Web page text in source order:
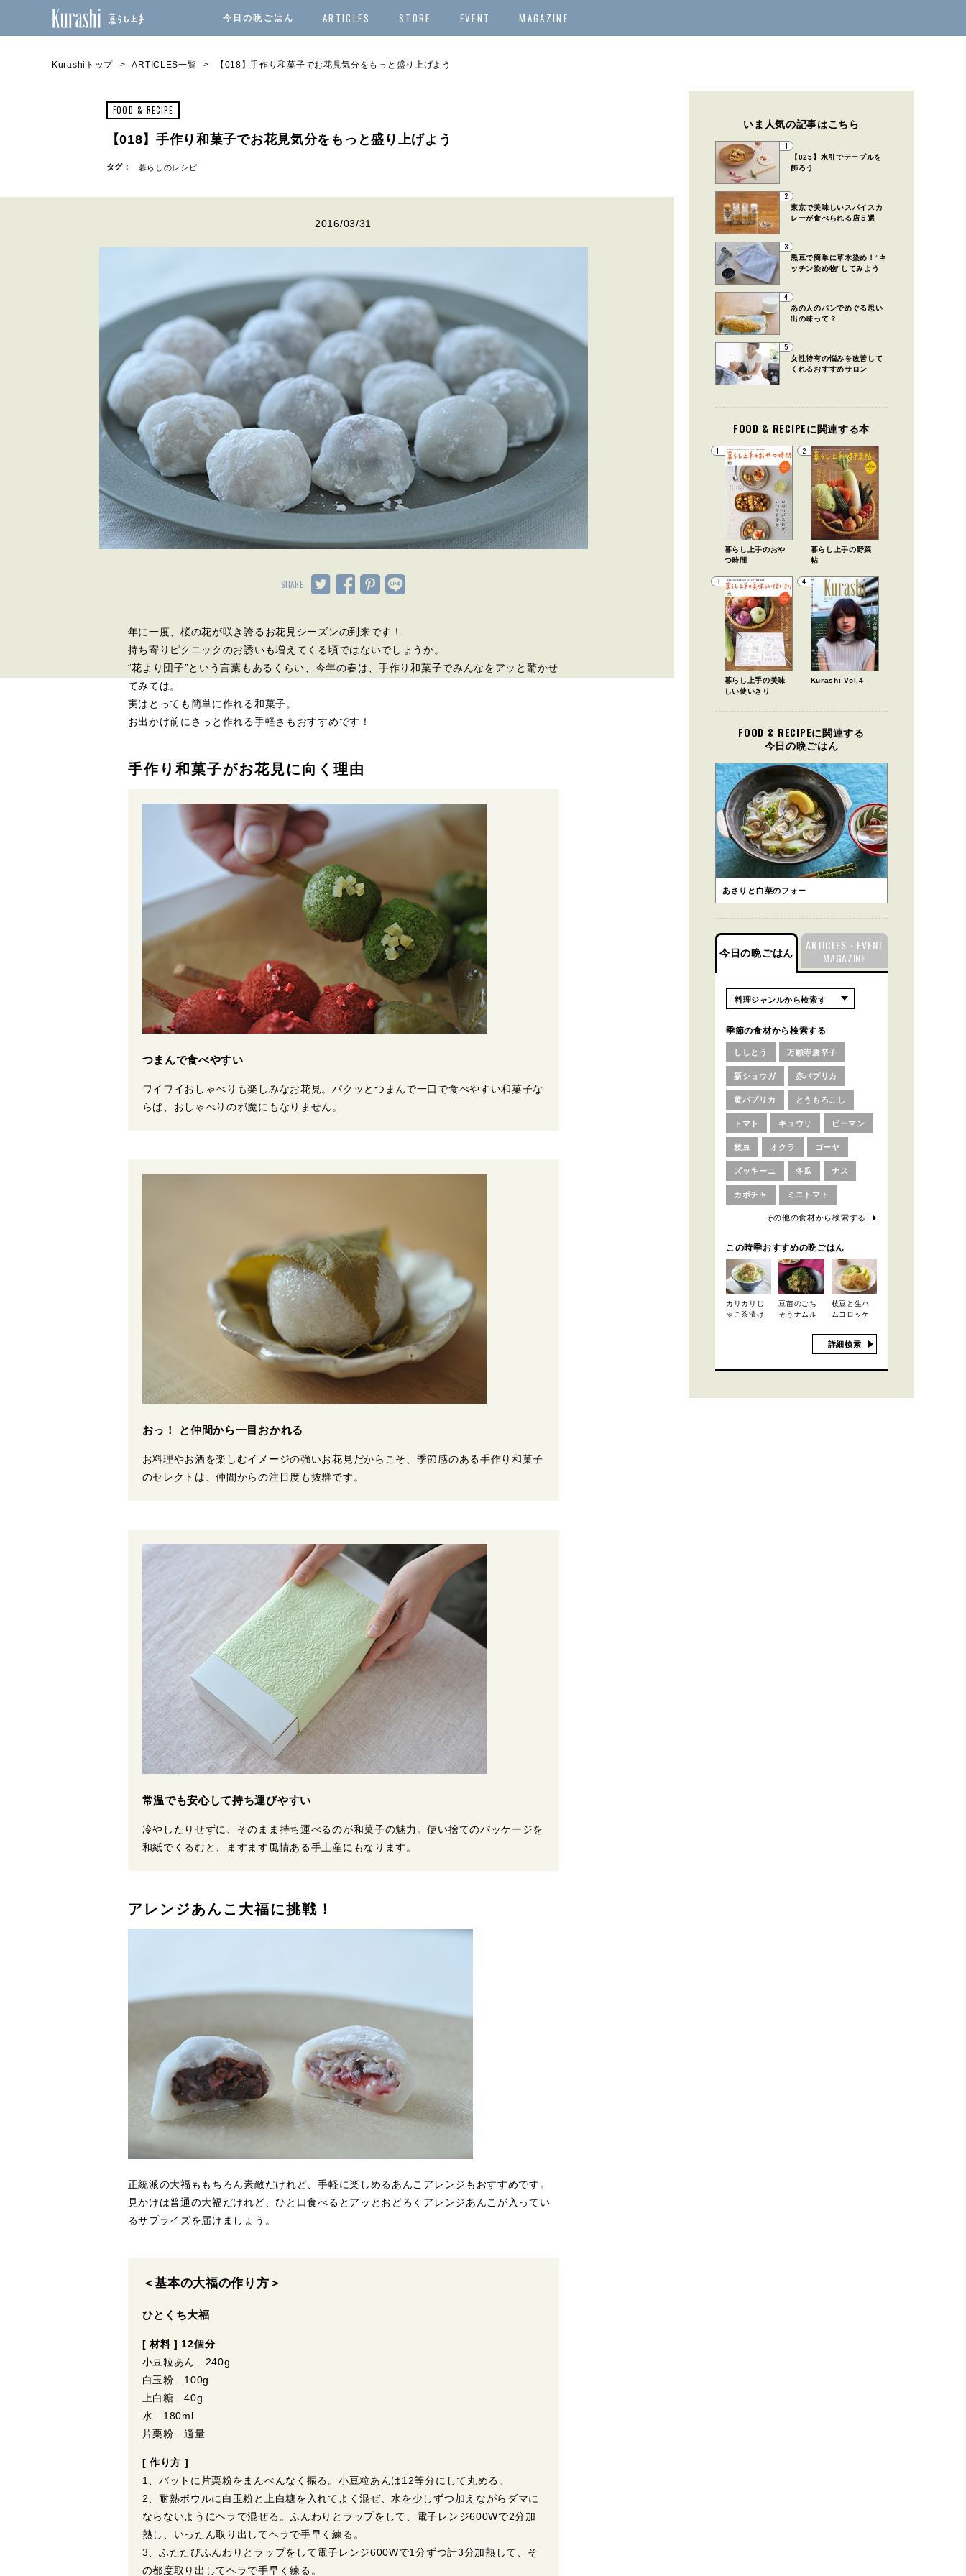
今日の晩ごはん ARTICLES STORE EVENT MAGAZINE
Kurashiトップ ARTICLES一覧 【018】手作り和菓子でお花見気分をもっと盛り上げよう
FOOD & RECIPE
【018】手作り和菓子でお花見気分をもっと盛り上げよう
タグ： 暮らしのレシピ
2016/03/31
SHARE
年に一度、桜の花が咲き誇るお花見シーズンの到来です！
持ち寄りピクニックのお誘いも増えてくる頃ではないでしょうか。
“花より団子”という言葉もあるくらい、今年の春は、手作り和菓子でみんなをアッと驚かせ
てみては。
実はとっても簡単に作れる和菓子。
お出かけ前にさっと作れる手軽さもおすすめです！
手作り和菓子がお花見に向く理由
つまんで食べやすい
ワイワイおしゃべりも楽しみなお花見。パクッとつまんで一口で食べやすい和菓子な
らば、おしゃべりの邪魔にもなりません。
おっ！ と仲間から一目おかれる
お料理やお酒を楽しむイメージの強いお花見だからこそ、季節感のある手作り和菓子
のセレクトは、仲間からの注目度も抜群です。
常温でも安心して持ち運びやすい
冷やしたりせずに、そのまま持ち運べるのが和菓子の魅力。使い捨てのパッケージを
和紙でくるむと、ますます風情ある手土産にもなります。
アレンジあんこ大福に挑戦！
正統派の大福ももちろん素敵だけれど、手軽に楽しめるあんこアレンジもおすすめです。
見かけは普通の大福だけれど、ひと口食べるとアッとおどろくアレンジあんこが入ってい
るサプライズを届けましょう。
＜基本の大福の作り方＞
ひとくち大福
[ 材料 ] 12個分
小豆粒あん…240g
白玉粉…100g
上白糖…40g
水…180ml
片栗粉…適量
[ 作り方 ]
1、バットに片栗粉をまんべんなく振る。小豆粒あんは12等分にして丸める。
2、耐熱ボウルに白玉粉と上白糖を入れてよく混ぜ、水を少しずつ加えながらダマに
ならないようにヘラで混ぜる。ふんわりとラップをして、電子レンジ600Wで2分加
熱し、いったん取り出してヘラで手早く練る。
3、ふたたびふんわりとラップをして電子レンジ600Wで1分ずつ計3分加熱して、そ
の都度取り出してヘラで手早く練る。
いま人気の記事はこちら
1
【025】水引でテーブルを
飾ろう
2
東京で美味しいスパイスカ
レーが食べられる店５選
3
黒豆で簡単に草木染め！“キ
ッチン染め物”してみよう
4
あの人のパンでめぐる思い
出の味って？
5
女性特有の悩みを改善して
くれるおすすめサロン
FOOD & RECIPEに関連する本
1
暮らし上手のおや
つ時間
2
暮らし上手の野菜
帖
3
暮らし上手の美味
しい使いきり
4
Kurashi Vol.4
FOOD & RECIPEに関連する
今日の晩ごはん
あさりと白菜のフォー
今日の晩ごはん
ARTICLES・EVENT
MAGAZINE
季節の食材から検索する
ししとう 万願寺唐辛子
新ショウガ 赤パプリカ
黄パプリカ とうもろこし
トマト キュウリ ピーマン
枝豆 オクラ ゴーヤ
ズッキーニ 冬瓜 ナス
カボチャ ミニトマト
その他の食材から検索する
この時季おすすめの晩ごはん
カリカリじ
ゃこ茶漬け
豆苗のごち
そうナムル
枝豆と生ハ
ムコロッケ
詳細検索